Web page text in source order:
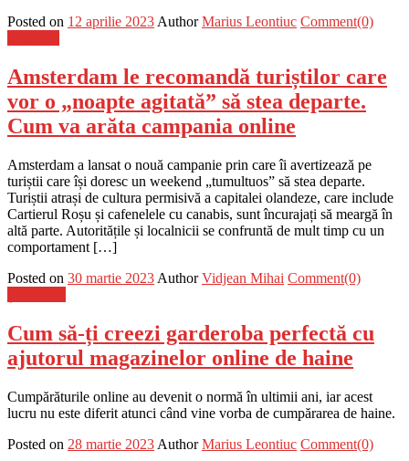
Posted on 12 aprilie 2023 Author Marius Leontiuc Comment(0)
Amsterdam le recomandă turiștilor care
vor o „noapte agitată” să stea departe.
Cum va arăta campania online
Amsterdam a lansat o nouă campanie prin care îi avertizează pe
turiștii care își doresc un weekend „tumultuos” să stea departe.
Turiștii atrași de cultura permisivă a capitalei olandeze, care include
Cartierul Roșu și cafenelele cu canabis, sunt încurajați să meargă în
altă parte. Autoritățile și localnicii se confruntă de mult timp cu un
comportament […]
Posted on 30 martie 2023 Author Vidjean Mihai Comment(0)
Cum să-ți creezi garderoba perfectă cu
ajutorul magazinelor online de haine
Cumpărăturile online au devenit o normă în ultimii ani, iar acest
lucru nu este diferit atunci când vine vorba de cumpărarea de haine.
Posted on 28 martie 2023 Author Marius Leontiuc Comment(0)